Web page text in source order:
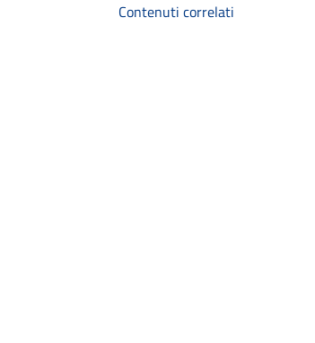
Contenuti correlati